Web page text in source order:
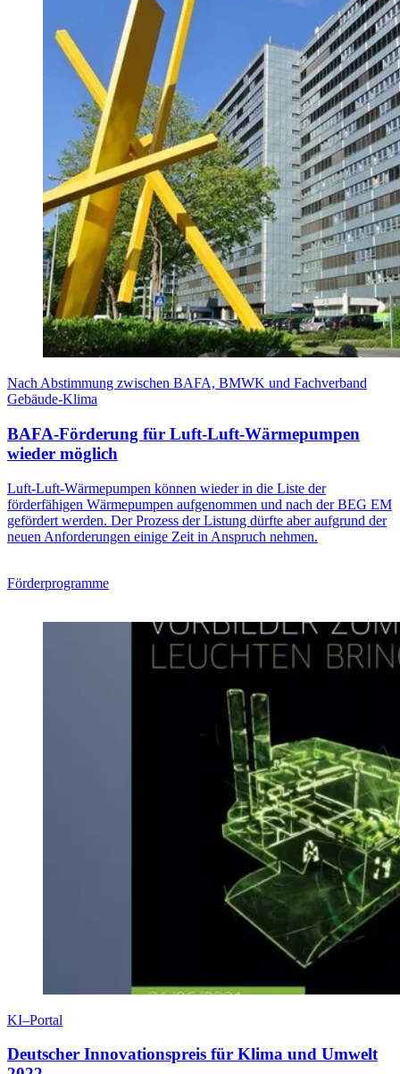
Nach Abstimmung zwischen BAFA, BMWK und Fachverband
Gebäude-Klima
BAFA-Förderung für Luft-Luft-Wärmepumpen
wieder möglich
Luft-Luft-Wärmepumpen können wieder in die Liste der
förderfähigen Wärmepumpen aufgenommen und nach der BEG EM
gefördert werden. Der Prozess der Listung dürfte aber aufgrund der
neuen Anforderungen einige Zeit in Anspruch nehmen.
Förderprogramme
KI–Portal
Deutscher Innovationspreis für Klima und Umwelt